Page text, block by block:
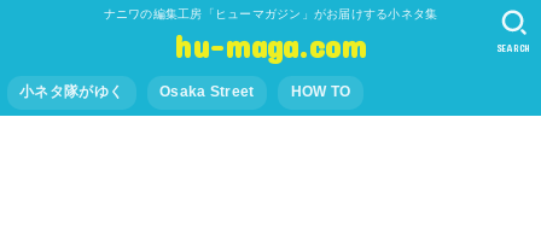
ナニワの編集工房「ヒューマガジン」がお届けする小ネタ集
hu-maga.com
小ネタ隊がゆく Osaka Street HOW TO
SEARCH